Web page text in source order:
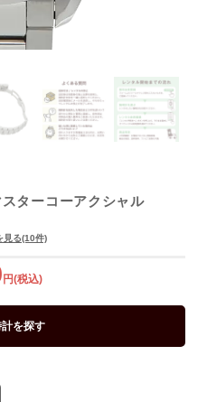
ターコーアクシャル
見る(10件)
円(税込)
を探す